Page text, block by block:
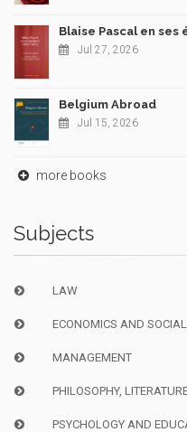
Blaise Pascal en ses
Jul 27, 2026
Belgium Abroad
Jul 15, 2026
more books
Subjects
LAW
ECONOMICS AND
MANAGEMENT
PHILOSOPHY,
PSYCHOLOGY AND